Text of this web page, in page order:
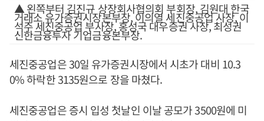
▲ 왼쪽부터 김진규 상장회사협의회 부회장, 김원대 한국
거래소 유가증권시장본부장, 이의열 세진중공업 사장, 이
석주 세진중공업 부사장, 홍성국 대우증권 사장, 최성권
신한금융투자 기업금융본부장.
세진중공업은 30일 유가증권시장에서 시초가 대비 10.3
0% 하락한 3135원으로 장을 마쳤다.
세진중공업은 증시 입성 첫날인 이날 공모가 3500원에 미